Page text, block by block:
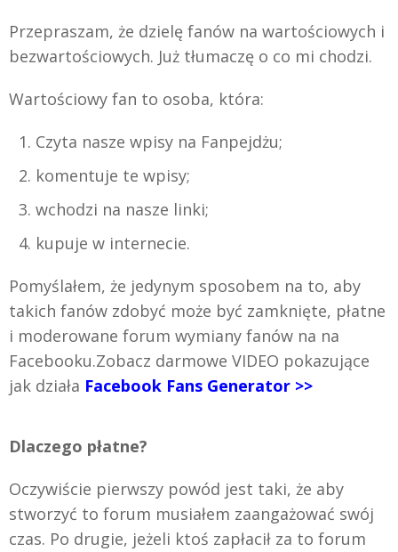
Przepraszam, że dzielę fanów na wartościowych i
bezwartościowych. Już tłumaczę o co mi chodzi.
Wartościowy fan to osoba, która:
Czyta nasze wpisy na Fanpejdżu;
komentuje te wpisy;
wchodzi na nasze linki;
kupuje w internecie.
Pomyślałem, że jedynym sposobem na to, aby
takich fanów zdobyć może być zamknięte, płatne
i moderowane forum wymiany fanów na na
Facebooku.Zobacz darmowe VIDEO pokazujące
jak działa Facebook Fans Generator >>
Dlaczego płatne?
Oczywiście pierwszy powód jest taki, że aby
stworzyć to forum musiałem zaangażować swój
czas. Po drugie, jeżeli ktoś zapłacił za to forum